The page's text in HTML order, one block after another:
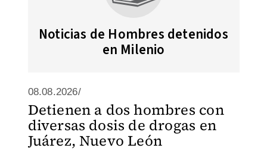
Noticias de Hombres detenidos
en Milenio
08.08.2026/
Detienen a dos hombres con
diversas dosis de drogas en
Juárez, Nuevo León